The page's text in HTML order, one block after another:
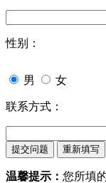
性别：
男 女
联系方式：
温馨提示： 您所填